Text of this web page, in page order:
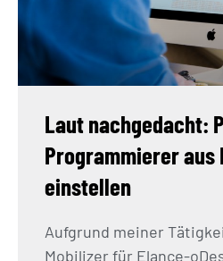
Laut nachgedacht:
Programmierer aus
einstellen
Aufgrund meiner
Mobilizer für Elance-